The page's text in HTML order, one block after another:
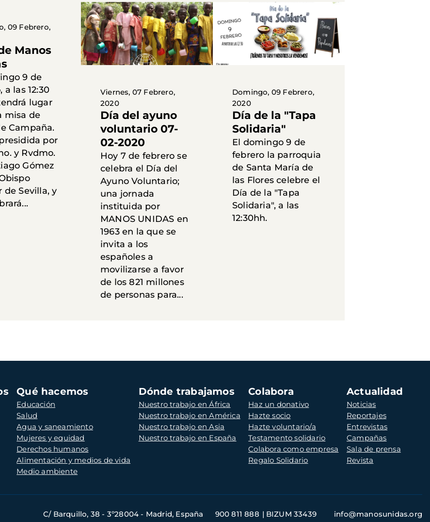
09 Febrero,
Manos
9 de
a las 12:30
lugar
misa de
Campaña.
por
y Rvdmo.
Gómez
de Sevilla, y
Viernes, 07 Febrero,
2020
Día del ayuno
voluntario 07-
02-2020
Hoy 7 de febrero se
celebra el Día del
Ayuno Voluntario;
una jornada
instituida por
MANOS UNIDAS en
1963 en la que se
invita a los
españoles a
movilizarse a favor
de los 821 millones
de personas para...
Domingo, 09 Febrero,
2020
Día de la "Tapa
Solidaria"
El domingo 9 de
febrero la parroquia
de Santa María de
las Flores celebre el
Día de la "Tapa
Solidaria", a las
12:30hh.
Qué hacemos
Educación
Salud
Agua y saneamiento
Mujeres y equidad
Derechos humanos
Alimentación y medios de vida
Medio ambiente
Dónde trabajamos
Nuestro trabajo en África
Nuestro trabajo en América
Nuestro trabajo en Asia
Nuestro trabajo en España
Colabora
Haz un donativo
Hazte socio
Hazte voluntario/a
Testamento solidario
Colabora como empresa
Regalo Solidario
Actualidad
Noticias
Reportajes
Entrevistas
Campañas
Sala de prensa
Revista
C/ Barquillo, 38 - 3º28004 - Madrid, España 900 811 888 BIZUM 33439 info@manosunidas.org